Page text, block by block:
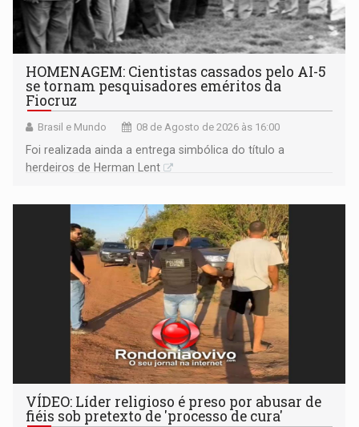
HOMENAGEM: Cientistas cassados pelo AI-5
se tornam pesquisadores eméritos da
Fiocruz
Brasil e Mundo 08 de Agosto de 2026 às 16:00
Foi realizada ainda a entrega simbólica do título a
herdeiros de Herman Lent
VÍDEO: Líder religioso é preso por abusar de
fiéis sob pretexto de 'processo de cura'